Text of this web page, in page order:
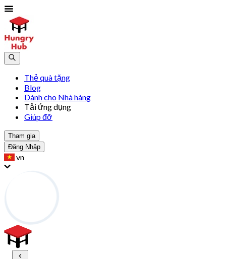
Thẻ quà tặng
Blog
Dành cho Nhà hàng
Tải ứng dụng
Giúp đỡ
Tham gia
Đăng Nhập
vn